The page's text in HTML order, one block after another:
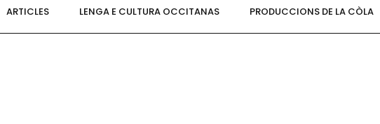
ARTICLES LENGA E CULTURA OCCITANAS PRODUCCIONS DE LA CÒLA